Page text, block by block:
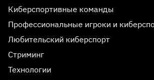
Киберспортивные команды
Профессиональные игроки и
Любительский киберспорт
Стриминг
Технологии